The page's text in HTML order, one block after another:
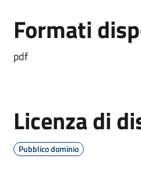
Formati
pdf
Licenza di
Pubblico dominio